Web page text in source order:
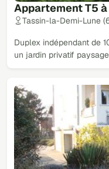
Appartement T5
Tassin-la-Demi-Lune
Duplex indépendant de
un jardin privatif